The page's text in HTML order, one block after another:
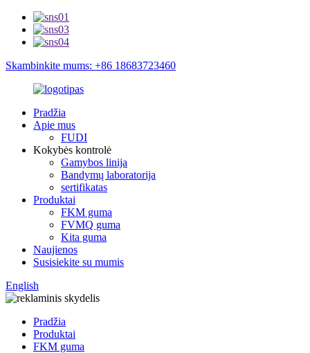
Skambinkite mums: +86 18683723460
Pradžia
Apie mus
FUDI
Kokybės kontrolė
Gamybos linija
Bandymų laboratorija
sertifikatas
Produktai
FKM guma
FVMQ guma
Kita guma
Naujienos
Susisiekite su mumis
English
Pradžia
Produktai
FKM guma